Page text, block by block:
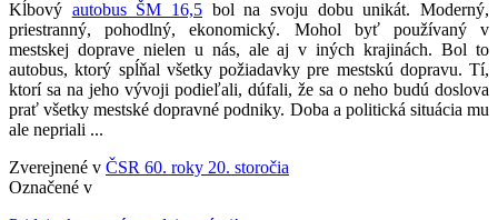
Kĺbový autobus ŠM 16,5 bol na svoju dobu unikát. Moderný,
priestranný, pohodlný, ekonomický. Mohol byť používaný v
mestskej doprave nielen u nás, ale aj v iných krajinách. Bol to
autobus, ktorý spĺňal všetky požiadavky pre mestskú dopravu. Tí,
ktorí sa na jeho vývoji podieľali, dúfali, že sa o neho budú doslova
prať všetky mestské dopravné podniky. Doba a politická situácia mu
ale nepriali ...
Zverejnené v ČSR 60. roky 20. storočia
Označené v